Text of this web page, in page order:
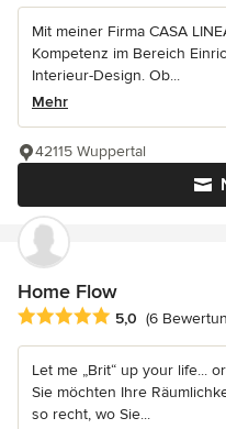
Mit meiner Firma CASA
Kompetenz im Bereich
Interieur-Design. Ob...
Mehr
42115 Wuppertal
Home Flow
Durchschnittliche
5,0 (6
Let me „Brit“ up your life...
Sie möchten Ihre
so recht, wo Sie...